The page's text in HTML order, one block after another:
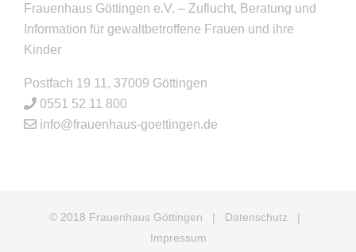
Frauenhaus Göttingen e.V. – Zuflucht, Beratung und
Information für gewaltbetroffene Frauen und ihre
Kinder
Postfach 19 11, 37009 Göttingen
0551 52 11 800
info@frauenhaus-goettingen.de
© 2018 Frauenhaus Göttingen | Datenschutz |
Impressum